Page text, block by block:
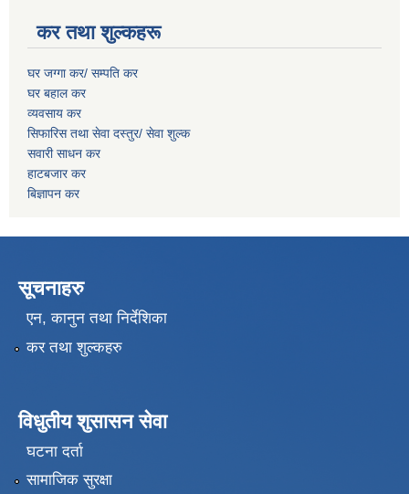
कर तथा शुल्कहरू
घर जग्गा कर/ सम्पति कर
घर बहाल कर
व्यवसाय कर
सिफारिस तथा सेवा दस्तुर/ सेवा शुल्क
सवारी साधन कर
हाटबजार कर
बिज्ञापन कर
सूचनाहरु
एन, कानुन तथा निर्देशिका
कर तथा शुल्कहरु
विधुतीय शुसासन सेवा
घटना दर्ता
सामाजिक सुरक्षा